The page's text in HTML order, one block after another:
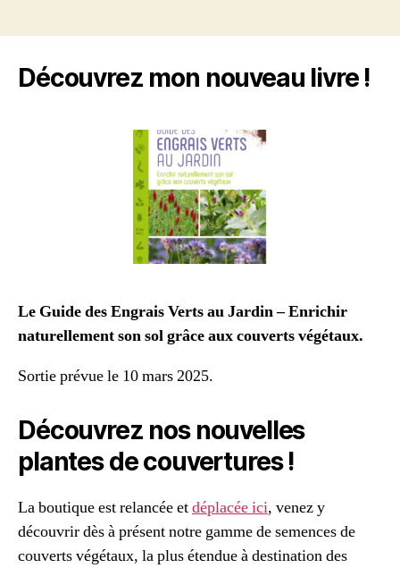
Découvrez mon nouveau livre !
Le Guide des Engrais Verts au Jardin – Enrichir
naturellement son sol grâce aux couverts végétaux.
Sortie prévue le 10 mars 2025.
Découvrez nos nouvelles
plantes de couvertures !
La boutique est relancée etdéplacée ici, venez y
découvrir dès à présent notre gamme de semences de
couverts végétaux, la plus étendue à destination des